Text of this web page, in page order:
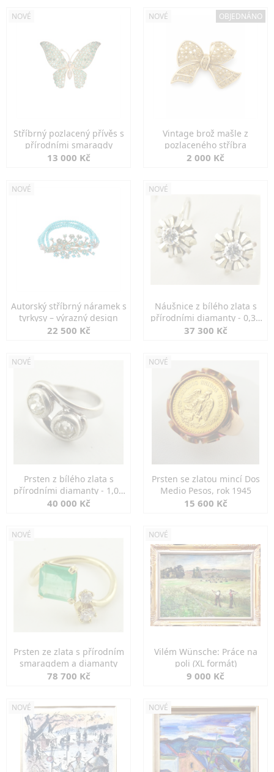
NOVÉ
Stříbrný pozlacený přívěs s
přírodními smaragdy
13 000 Kč
NOVÉ OBJEDNÁNO
Vintage brož mašle z
pozlaceného stříbra
2 000 Kč
NOVÉ
Autorský stříbrný náramek s
tyrkysy – výrazný design
22 500 Kč
NOVÉ
Náušnice z bílého zlata s
přírodními diamanty - 0,30
ct
37 300 Kč
NOVÉ
Prsten z bílého zlata s
přírodními diamanty - 1,00
ct
40 000 Kč
NOVÉ
Prsten se zlatou mincí Dos
Medio Pesos, rok 1945
15 600 Kč
NOVÉ
Prsten ze zlata s přírodním
smaragdem a diamanty
78 700 Kč
NOVÉ
Vilém Wünsche: Práce na
poli (XL formát)
9 000 Kč
NOVÉ NOVÉ